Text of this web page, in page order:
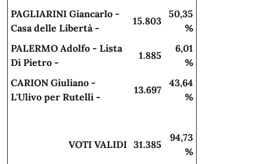
PAGLIARINI Giancarlo -
Casa delle Libertà -
15.803
50,35
%
PALERMO Adolfo - Lista
Di Pietro -
1.885
6,01
%
CARION Giuliano -
L'Ulivo per Rutelli -
13.697
43,64
%
VOTI VALIDI 31.385
94,73
%